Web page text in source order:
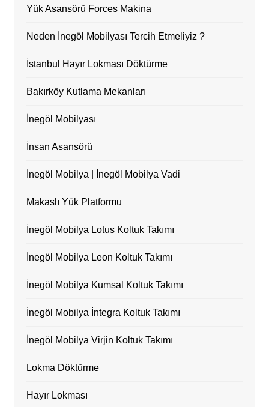
Yük Asansörü Forces Makina
Neden İnegöl Mobilyası Tercih Etmeliyiz ?
İstanbul Hayır Lokması Döktürme
Bakırköy Kutlama Mekanları
İnegöl Mobilyası
İnsan Asansörü
İnegöl Mobilya | İnegöl Mobilya Vadi
Makaslı Yük Platformu
İnegöl Mobilya Lotus Koltuk Takımı
İnegöl Mobilya Leon Koltuk Takımı
İnegöl Mobilya Kumsal Koltuk Takımı
İnegöl Mobilya İntegra Koltuk Takımı
İnegöl Mobilya Virjin Koltuk Takımı
Lokma Döktürme
Hayır Lokması